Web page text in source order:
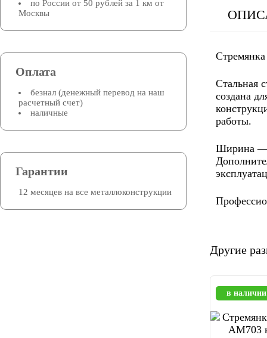
по России от 50 рублей за 1 км от
Москвы
Оплата
безнал (денежный перевод на наш
расчетный счет)
наличные
Гарантии
12 месяцев на все металлоконструкции
Стальная
создана
работы.
Ширина —
Другие
в наличии